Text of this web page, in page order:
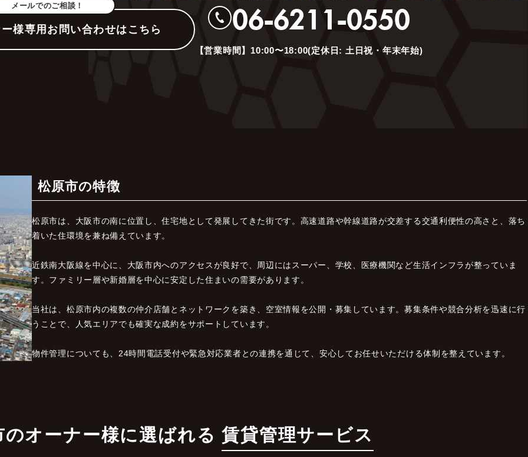
メールでのご相談！
様専用お問い合わせはこちら 06-6211-0550
【営業時間】10:00〜18:00(定休日: 土日祝・年末年始)
松原市の特徴
松原市は、大阪市の南に位置し、住宅地として発展してきた街です。高速道路や幹線道路が交差する交通利便性の高さと、落ち
着いた住環境を兼ね備えています。
近鉄南大阪線を中心に、大阪市内へのアクセスが良好で、周辺にはスーパー、学校、医療機関など生活インフラが整っていま
す。ファミリー層や新婚層を中心に安定した住まいの需要があります。
当社は、松原市内の複数の仲介店舗とネットワークを築き、空室情報を公開・募集しています。募集条件や競合分析を迅速に行
うことで、人気エリアでも確実な成約をサポートしています。
物件管理についても、24時間電話受付や緊急対応業者との連携を通じて、安心してお任せいただける体制を整えています。
のオーナー様に選ばれる賃貸管理サービス